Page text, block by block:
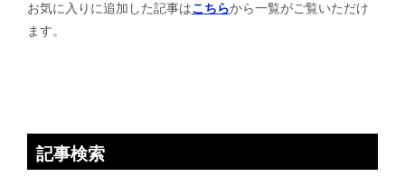
お気に入りに追加した記事はこちらから一覧がご覧いただけ
ます。
記事検索